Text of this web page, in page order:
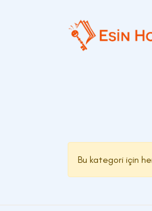
Bu kategori için